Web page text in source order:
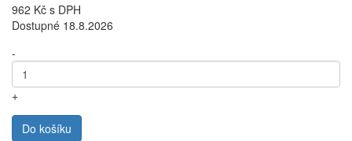
962 Kč s DPH
Dostupné 18.8.2026
-
+
Do košíku